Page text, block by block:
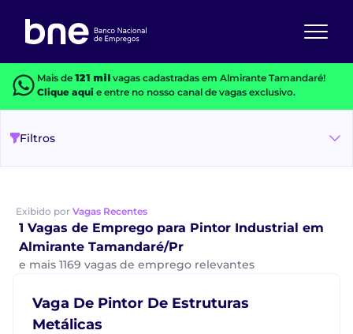
Mais de 121 milvagas cadastradas em Almirante Tamandaré!
Clique aquie entre no nosso canal de vagas exclusivo.
Filtros
Exibido por Vagas Recentes
1 Vagas de Emprego para Pintor Industrial em
Almirante Tamandaré/Pr
e mais 1169 vagas de emprego relevantes
Vaga De Pintor De Estruturas
Metálicas